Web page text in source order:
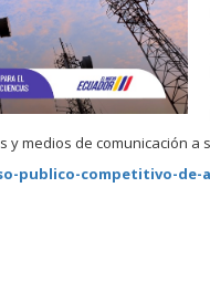
y medios de comunicación
publico-competitivo-de-